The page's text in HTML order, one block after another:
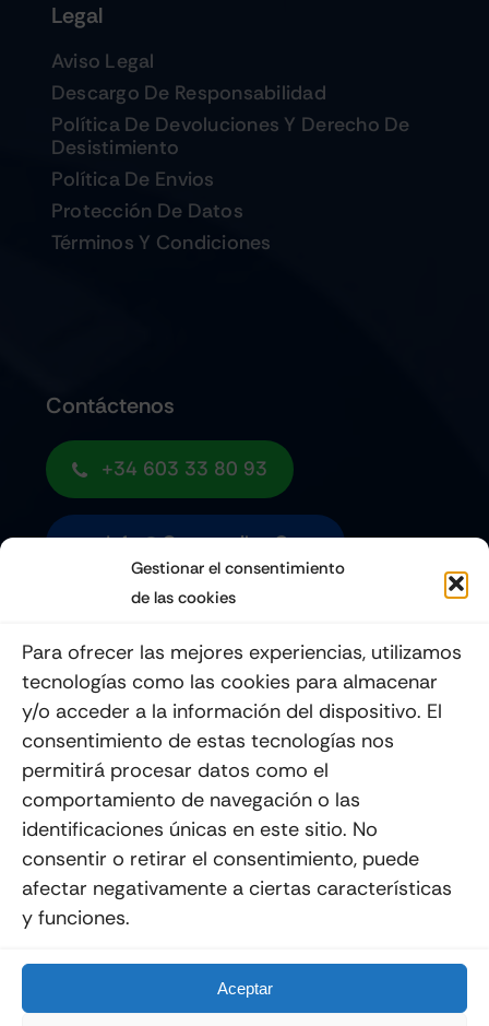
Gestionar el consentimiento
de las cookies
Para ofrecer las mejores experiencias, utilizamos
tecnologías como las cookies para almacenar
y/o acceder a la información del dispositivo. El
consentimiento de estas tecnologías nos
permitirá procesar datos como el
comportamiento de navegación o las
identificaciones únicas en este sitio. No
consentir o retirar el consentimiento, puede
afectar negativamente a ciertas características
y funciones.
Aceptar
Legal
Aviso Legal
Descargo De Responsabilidad
Política De Devoluciones Y Derecho De
Desistimiento
Política De Envios
Protección De Datos
Términos Y Condiciones
Contáctenos
+34 603 33 80 93
Info@quemoviles.com
Enviar
Diseñada Por La Esquina Creativa
Todos Los Derechos Reservados